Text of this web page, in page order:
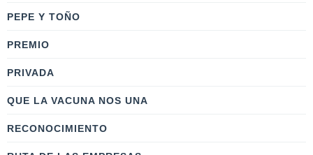
PEPE Y TOÑO
PREMIO
PRIVADA
QUE LA VACUNA NOS UNA
RECONOCIMIENTO